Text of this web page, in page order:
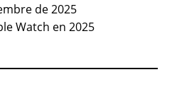
de 2025
Watch en 2025